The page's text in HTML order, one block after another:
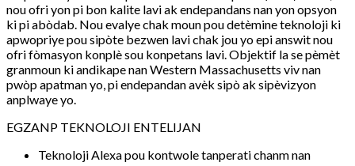
nou ofri yon pi bon kalite lavi ak endepandans nan yon opsyon
ki pi abòdab. Nou evalye chak moun pou detèmine teknoloji ki
apwopriye pou sipòte bezwen lavi chak jou yo epi answit nou
ofri fòmasyon konplè sou konpetans lavi. Objektif la se pèmèt
granmoun ki andikape nan Western Massachusetts viv nan
pwòp apatman yo, pi endepandan avèk sipò ak sipèvizyon
anplwaye yo.
EGZANP TEKNOLOJI ENTELIJAN
Teknoloji Alexa pou kontwole tanperati chanm nan